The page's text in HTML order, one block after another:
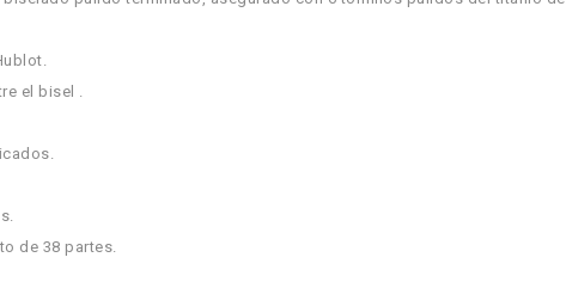
el bisel .
de 38 partes.